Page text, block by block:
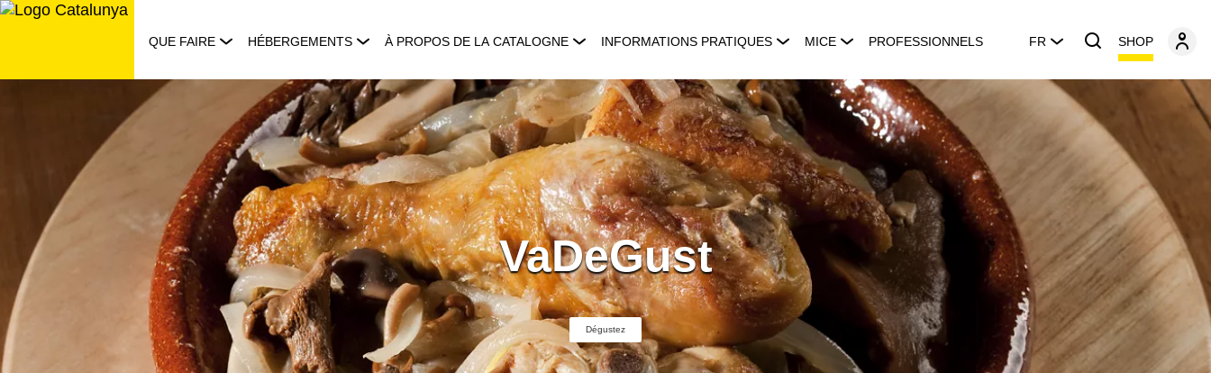
Aller
QUE FAIRE HÉBERGEMENTS À PROPOS DE LA CATALOGNE INFORMATIONS PRATIQUES MICE PROFESSIONNELS FR SHOP
VaDeGust
Dégustez